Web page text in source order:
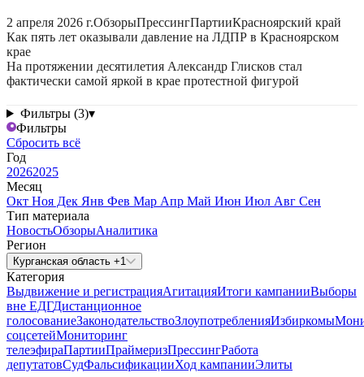
2 апреля 2026 г.ОбзорыПрессингПартииКрасноярский край
Как пять лет оказывали давление на ЛДПР в Красноярском
крае
На протяжении десятилетия Александр Глисков стал
фактически самой яркой в крае протестной фигурой
Фильтры (3)▾
Фильтры
Сбросить всё
Год
20262025
Месяц
Окт Ноя Дек Янв Фев Мар Апр Май Июн Июл Авг Сен
Тип материала
НовостьОбзорыАналитика
Регион
Курганская область +1
Категория
Выдвижение и регистрацияАгитацияИтоги кампанииВыборы
вне ЕДГДистанционное
голосованиеЗаконодательствоЗлоупотребленияИзбиркомы
соцсетейМониторинг
телеэфираПартииПраймеризПрессингРабота
депутатовСудФальсификацииХод кампанииЭлиты